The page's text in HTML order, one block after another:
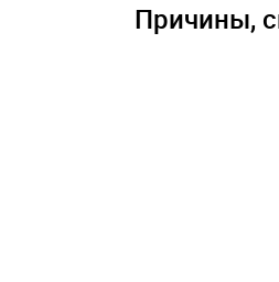
Причины,